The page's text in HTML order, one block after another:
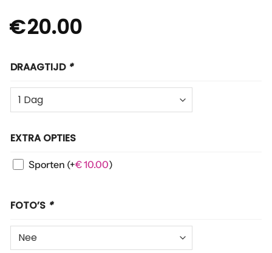
€20.00
DRAAGTIJD *
EXTRA OPTIES
Sporten (+€10.00)
FOTO’S *